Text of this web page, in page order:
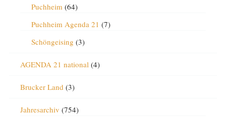
Puchheim(64)
Puchheim Agenda 21 (7)
Schöngeising (3)
AGENDA 21 national(4)
Brucker Land (3)
Jahresarchiv (754)